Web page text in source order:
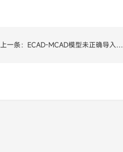
上一条：ECAD-MCAD模型未正确导入警